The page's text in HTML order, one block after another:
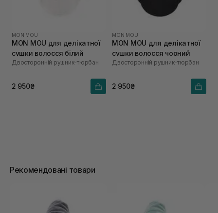
MON MOU
MON MOU для делікатної
сушки волосся білий
Двосторонній рушник-тюрбан
2 950₴
MON MOU
MON MOU для делікатної
сушки волосся чорний
Двосторонній рушник-тюрбан
2 950₴
Рекомендовані товари